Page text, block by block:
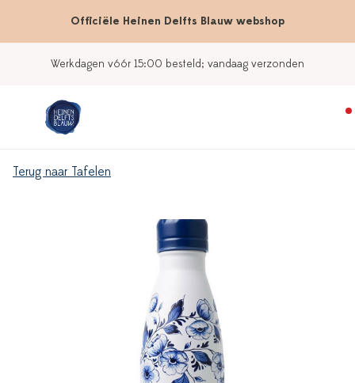
Officiële Heinen Delfts Blauw webshop
Werkdagen vóór 15:00 besteld; vandaag verzonden
Terug naar Tafelen